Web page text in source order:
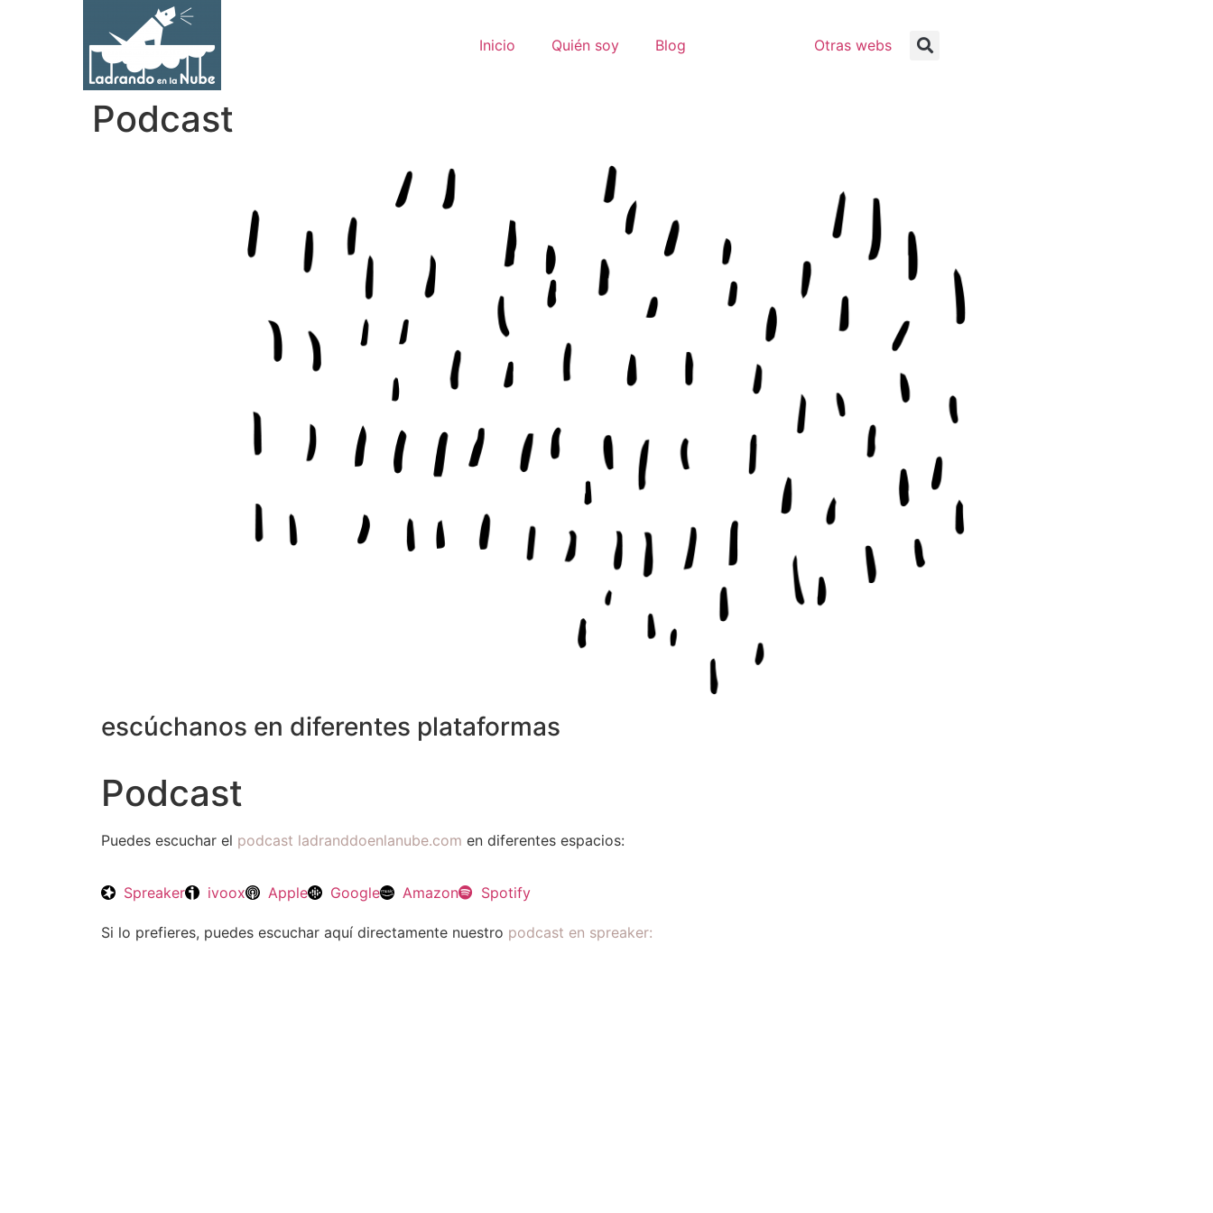
Inicio Quién soy Blog Otras webs
Podcast
escúchanos en diferentes plataformas
Podcast
Puedes escuchar el podcast ladranddoenlanube.com en diferentes espacios:
Spreaker ivoox Apple Google Amazon Spotify
Si lo prefieres, puedes escuchar aquí directamente nuestro podcast en spreaker: